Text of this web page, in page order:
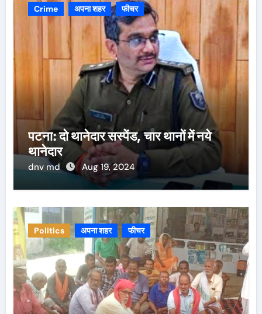
Crime अपना शहर फीचर
पटना: दो थानेदार सस्पेंड, चार थानों में नये
थानेदार
dnv md Aug 19, 2024
Politics अपना शहर फीचर